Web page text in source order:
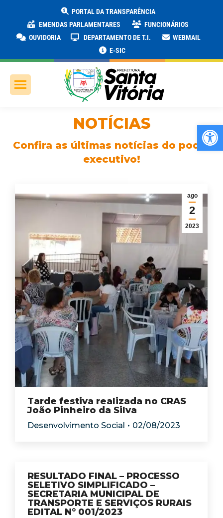
PORTAL DA TRANSPARÊNCIA
EMENDAS PARLAMENTARES
FUNCIONÁRIOS
OUVIDORIA
DEPARTAMENTO DE T.I.
WEBMAIL
E-SIC
NOTÍCIAS
Confira as últimas notícias do poder
executivo!
ago
2
2023
Tarde festiva realizada no CRAS
João Pinheiro da Silva
Desenvolvimento Social 02/08/2023
RESULTADO FINAL – PROCESSO
SELETIVO SIMPLIFICADO –
SECRETARIA MUNICIPAL DE
TRANSPORTE E SERVIÇOS RURAIS
EDITAL N° 001/2023